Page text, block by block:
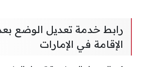
رابط خدمة تعديل الوضع بعد
الإقامة في الإمارات